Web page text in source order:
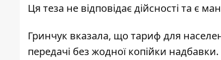
Ця теза не відповідає дійсності та є
Гринчук вказала, що тариф для
передачі без жодної копійки